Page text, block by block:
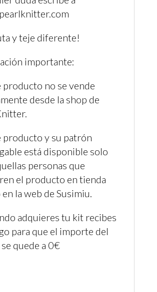
y teje diferente!
importante:
producto no se vende
desde la shop de
producto y su patrón
está disponible solo
personas que
el producto en tienda
la web de Susimiu.
adquieres tu kit recibes
para que el importe del
quede a 0€